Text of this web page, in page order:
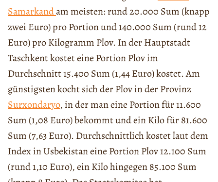
Samarkandam meisten: rund 20.000 Sum (knapp
zwei Euro) pro Portion und 140.000 Sum (rund 12
Euro) pro Kilogramm Plov. In der Hauptstadt
Taschkent kostet eine Portion Plov im
Durchschnitt 15.400 Sum (1,44 Euro) kostet. Am
günstigsten kocht sich der Plov in der Provinz
Surxondaryo, in der man eine Portion für 11.600
Sum (1,08 Euro) bekommt und ein Kilo für 81.600
Sum (7,63 Euro). Durchschnittlich kostet laut dem
Index in Usbekistan eine Portion Plov 12.100 Sum
(rund 1,10 Euro), ein Kilo hingegen 85.100 Sum